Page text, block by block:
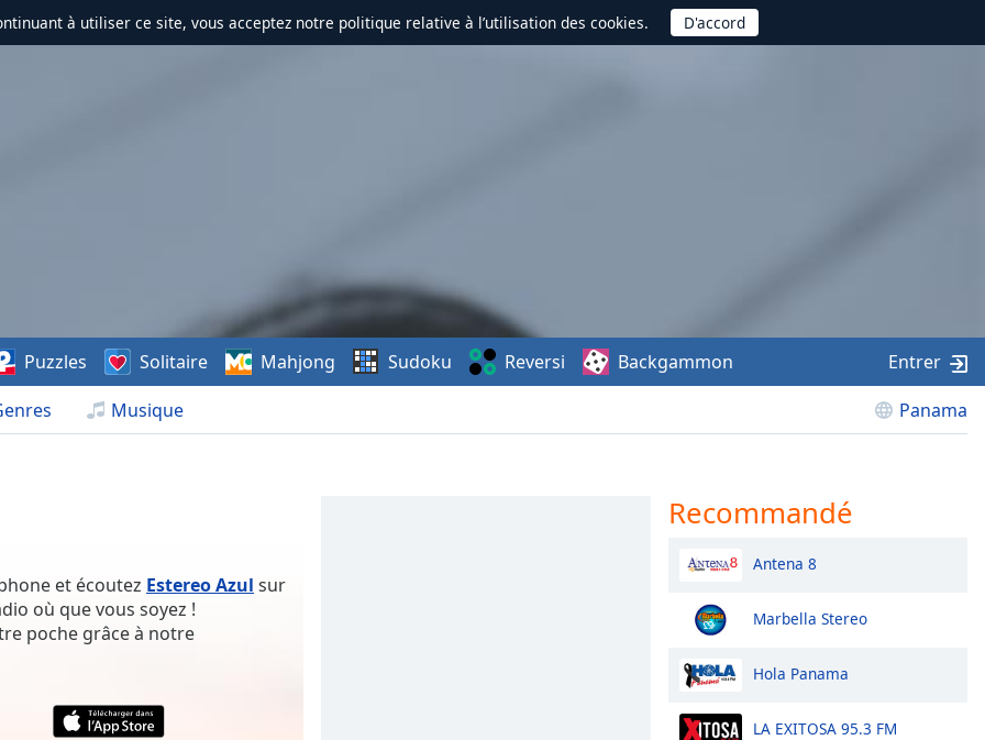
à utiliser ce site, vous acceptez notre politique relative à l’utilisation des cookies.
Musique Panama
Puzzles Solitaire Mahjong Sudoku Reversi Backgammon Entrer
et écoutez Estereo Azul sur
où que vous soyez !
poche grâce à notre
Recommandé
Antena 8
Marbella Stereo
Hola Panama
LA EXITOSA 95.3 FM